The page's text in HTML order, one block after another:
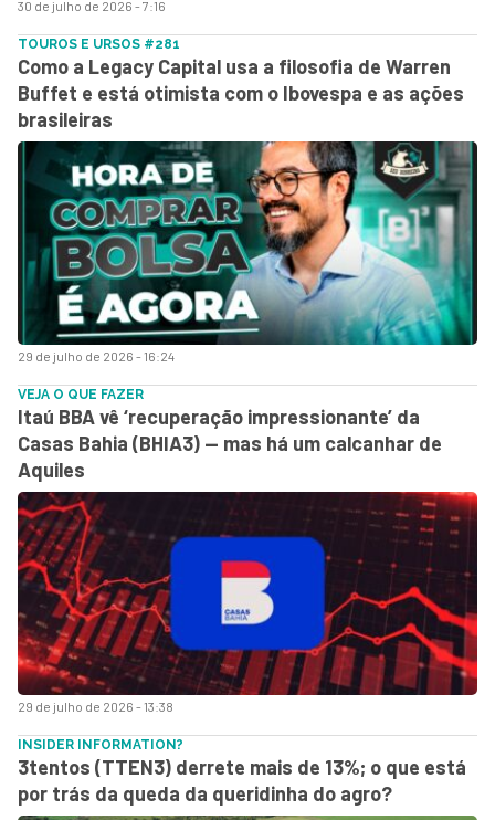
30 de julho de 2026 - 7:16
29 de julho de 2026 - 16:24
TOUROS E URSOS #281
Como a Legacy Capital usa a filosofia de Warren
Buffet e está otimista com o Ibovespa e as ações
brasileiras
29 de julho de 2026 - 13:38
VEJA O QUE FAZER
Itaú BBA vê ‘recuperação impressionante’ da
Casas Bahia (BHIA3) — mas há um calcanhar de
Aquiles
INSIDER INFORMATION?
3tentos (TTEN3) derrete mais de 13%; o que está
por trás da queda da queridinha do agro?